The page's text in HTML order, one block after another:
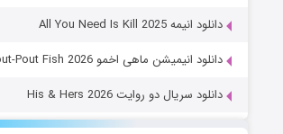
دانلود انیمه All You Need Is Kill 2025
دانلود انیمیشن ماهی اخمو The Pout-Pout Fish 2026
دانلود سریال دو روایت His & Hers 2026